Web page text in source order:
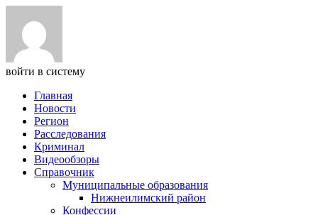
войти в систему
Главная
Новости
Регион
Расследования
Криминал
Видеообзоры
Справочник
Муниципальные образования
Нижнеилимский район
Конфессии